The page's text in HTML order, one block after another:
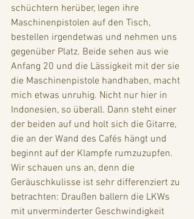
schüchtern herüber, legen ihre
Maschinenpistolen auf den Tisch,
bestellen irgendetwas und nehmen uns
gegenüber Platz. Beide sehen aus wie
Anfang 20 und die Lässigkeit mit der sie
die Maschinenpistole handhaben, macht
mich etwas unruhig. Nicht nur hier in
Indonesien, so überall. Dann steht einer
der beiden auf und holt sich die Gitarre,
die an der Wand des Cafés hängt und
beginnt auf der Klampfe rumzuzupfen.
Wir schauen uns an, denn die
Geräuschkulisse ist sehr differenziert zu
betrachten: Draußen ballern die LKWs
mit unverminderter Geschwindigkeit